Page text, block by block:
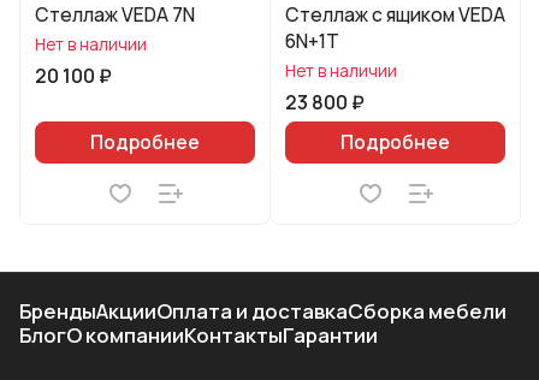
Стеллаж VEDA 7N
Нет в наличии
20 100 ₽
Подробнее
Стеллаж с ящиком VEDA
6N+1T
Нет в наличии
23 800 ₽
Подробнее
БрендыАкцииОплата и доставкаСборка мебели
БлогО компанииКонтактыГарантии